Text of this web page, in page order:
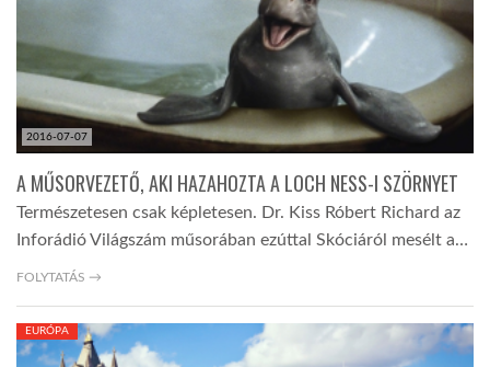
AFRIKA TUDÁSTÁR
A NAP SZÉPE
LINKTR.EE
DOBRAVERO.HU
2016-07-07
A MŰSORVEZETŐ, AKI HAZAHOZTA A LOCH NESS-I SZÖRNYET
Természetesen csak képletesen. Dr. Kiss Róbert Richard az
Inforádió Világszám műsorában ezúttal Skóciáról mesélt a…
FOLYTATÁS →
EURÓPA